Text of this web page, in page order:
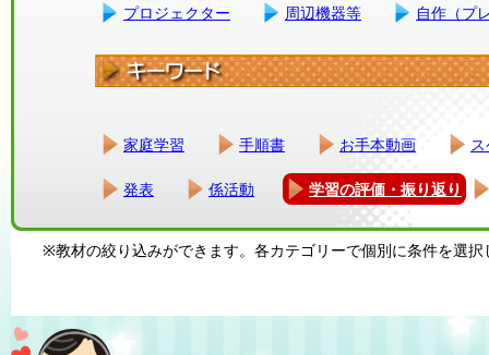
プロジェクター 周辺機器等 自作（プ
家庭学習 手順書 お手本動画
発表 係活動 学習の評価・振り返り
※教材の絞り込みができます。各カテゴリーで個別に条件を選択